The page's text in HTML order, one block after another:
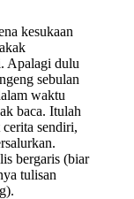
kesukaan
Apalagi dulu
sebulan
waktu
baca. Itulah
sendiri,
bergaris (biar
tulisan